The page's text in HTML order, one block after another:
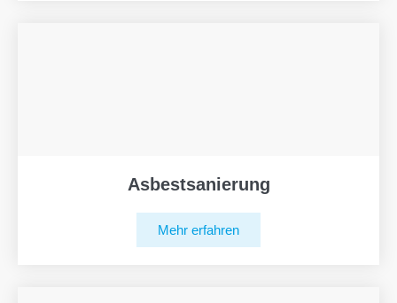
Asbestsanierung
Mehr erfahren